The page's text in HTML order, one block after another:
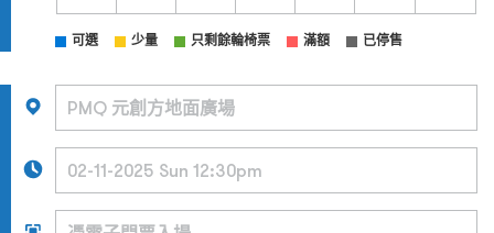
可選 少量 只剩餘輪椅票 滿額 已停售